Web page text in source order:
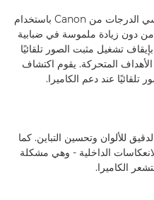
تسمح تقنية مثبت الصور للتعويض خماسي الدرجات من Canon باستخدام
دون زيادة ملموسة في ضبابية
تشغيل مثبت الصور تلقائيًا
الأهداف المتحركة. يقوم اكتشاف
تلقائيًا عند دعم الكاميرا.
للألوان وتحسين التباين. كما
الداخلية - وهي مشكلة
الكاميرا.